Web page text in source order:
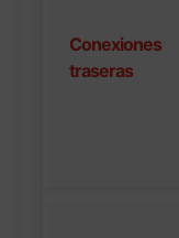
Conexiones
traseras